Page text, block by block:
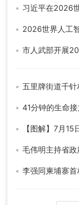
李强同柬埔寨